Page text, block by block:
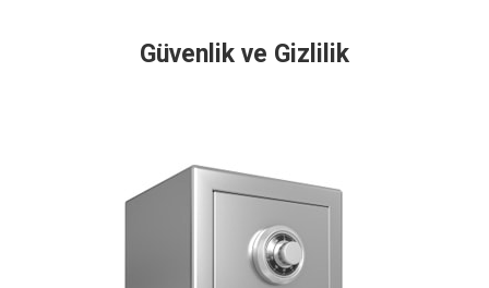
Güvenlik ve Gizlilik